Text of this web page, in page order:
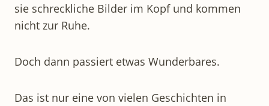
sie schreckliche Bilder im Kopf und kommen
nicht zur Ruhe.
Doch dann passiert etwas Wunderbares.
Das ist nur eine von vielen Geschichten in